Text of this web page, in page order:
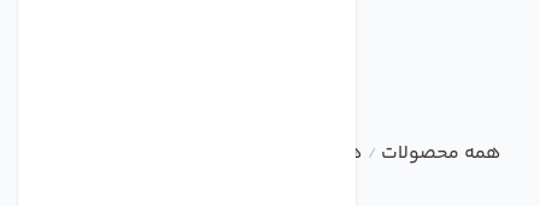
همه محصولات / هوزینگ تصفیه آب خانگی